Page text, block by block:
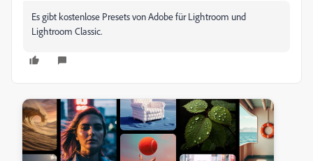
Es gibt kostenlose Presets von Adobe für Lightroom und
Lightroom Classic.